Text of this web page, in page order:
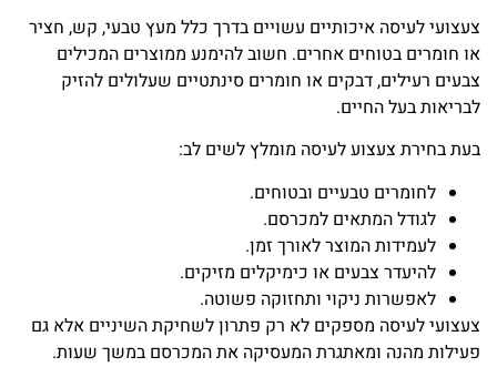
צעצועי לעיסה איכותיים עשויים בדרך כלל מעץ טבעי, קש, חציר
או חומרים בטוחים אחרים. חשוב להימנע ממוצרים המכילים
צבעים רעילים, דבקים או חומרים סינתטיים שעלולים להזיק
לבריאות בעל החיים.
בעת בחירת צעצוע לעיסה מומלץ לשים לב:
לחומרים טבעיים ובטוחים.
לגודל המתאים למכרסם.
לעמידות המוצר לאורך זמן.
להיעדר צבעים או כימיקלים מזיקים.
לאפשרות ניקוי ותחזוקה פשוטה.
צעצועי לעיסה מספקים לא רק פתרון לשחיקת השיניים אלא גם
פעילות מהנה ומאתגרת המעסיקה את המכרסם במשך שעות.